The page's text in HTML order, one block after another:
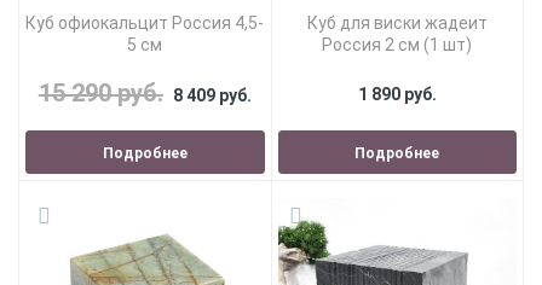
Куб офиокальцит Россия 4,5-
5 см
15 290 руб. 8 409 руб.
Подробнее
Куб для виски жадеит
Россия 2 см (1 шт)
1 890 руб.
Подробнее